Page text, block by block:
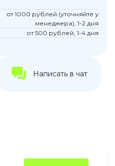
от 1000 рублей (уточняйте у
менеджера), 1-2 дня
от 500 рублей, 1-4 дня
Написать в чат